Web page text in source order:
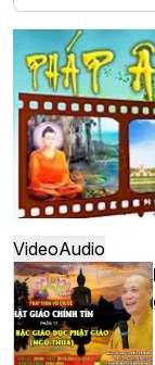
Hà Nội: Long
dựng Trung
đô
Hà Nội: Ngày
khóa sinh hoạt
thứ XIV tại chùa
Học yêu thương
tư của Khóa sinh
VideoAudio